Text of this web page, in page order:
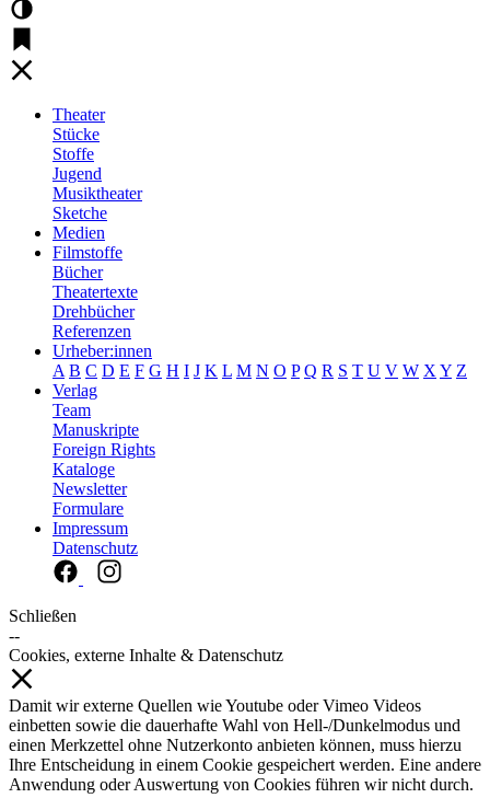
Theater
Stücke
Stoffe
Jugend
Musiktheater
Sketche
Medien
Filmstoffe
Bücher
Theatertexte
Drehbücher
Referenzen
Urheber:innen
A B C D E F G H I J K L M N O P Q R S T U V W X Y Z
Verlag
Team
Manuskripte
Foreign Rights
Kataloge
Newsletter
Formulare
Impressum
Datenschutz
Schließen
--
Cookies, externe Inhalte & Datenschutz
Damit wir externe Quellen wie Youtube oder Vimeo Videos
einbetten sowie die dauerhafte Wahl von Hell-/Dunkelmodus und
einen Merkzettel ohne Nutzerkonto anbieten können, muss hierzu
Ihre Entscheidung in einem Cookie gespeichert werden. Eine andere
Anwendung oder Auswertung von Cookies führen wir nicht durch.